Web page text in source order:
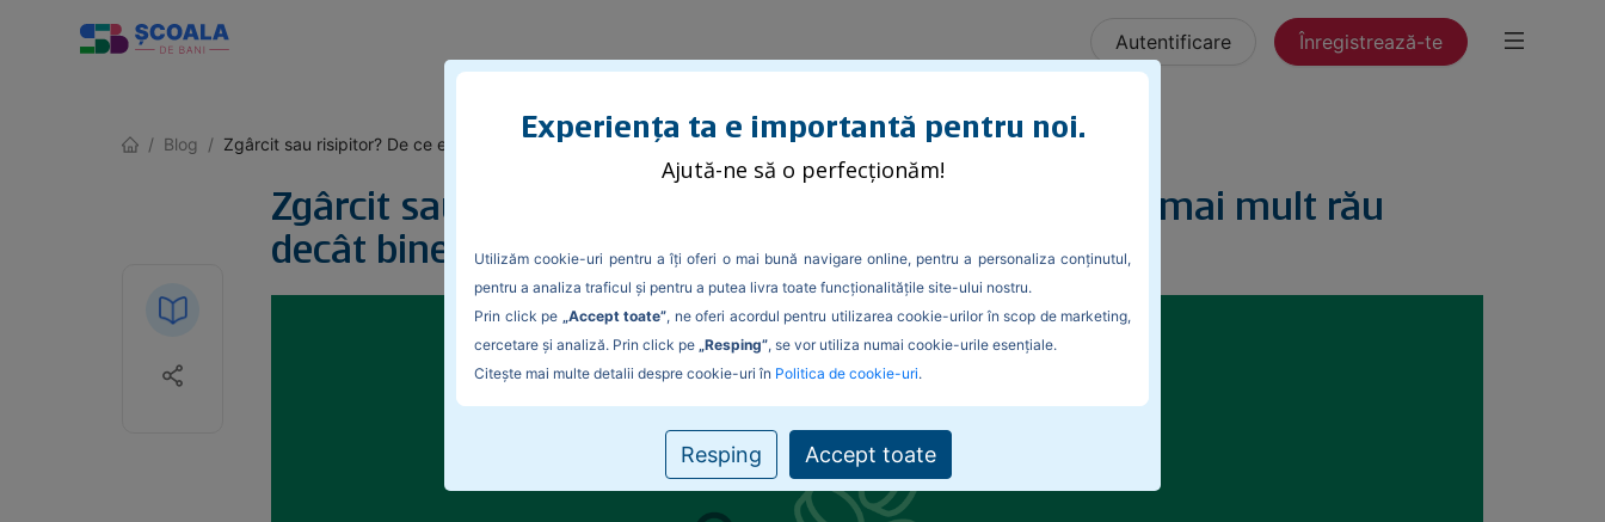
Autentificare Înregistrează-te
/ Blog / Zgârcit sau risipitor? De ce etichetele financiare fac mai mult rău decât bine într-un cuplu
Zgârcit sau risipitor? De ce etichetele financiare fac mai mult rău
decât bine într-un cuplu
Experiența ta e importantă pentru noi.
Ajută-ne să o perfecționăm!
Utilizăm cookie-uri pentru a îți oferi o mai bună navigare online, pentru a personaliza conținutul,
pentru a analiza traficul și pentru a putea livra toate funcționalitățile site-ului nostru.
Prin click pe „Accept toate”, ne oferi acordul pentru utilizarea cookie-urilor în scop de marketing,
cercetare și analiză. Prin click pe „Resping”, se vor utiliza numai cookie-urile esențiale.
Citește mai multe detalii despre cookie-uri în Politica de cookie-uri.
Resping Accept toate